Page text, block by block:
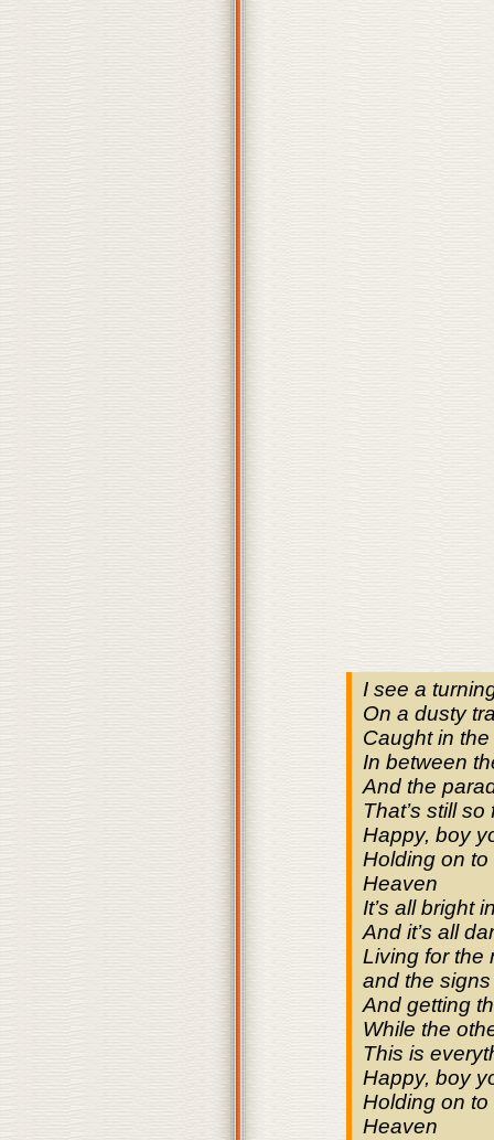
I see a
On a dusty
Caught in
In between
And the
That’s still
Happy, boy
Holding on
Heaven
It’s all bright
And it’s all
Living for the
and the signs
And getting
While the
This is
Happy, boy
Holding on
Heaven